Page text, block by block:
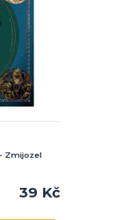
Zmijozel
39 Kč